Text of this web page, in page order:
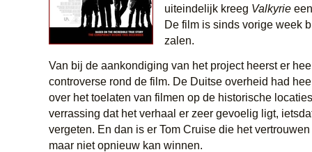
uiteindelijk kreeg Valkyrie
De film is sinds vorige week
zalen.
Van bij de aankondiging van het project heerst er
controverse rond de film. De Duitse overheid had
over het toelaten van filmen op de historische
verrassing dat het verhaal er zeer gevoelig ligt,
vergeten. En dan is er Tom Cruise die het
maar niet opnieuw kan winnen.